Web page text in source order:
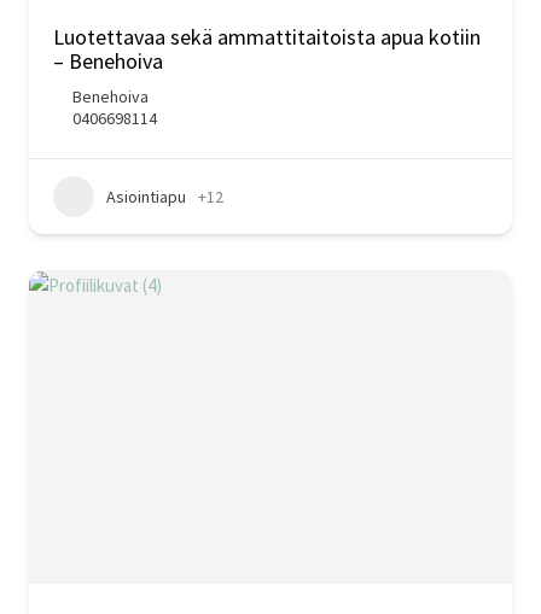
Luotettavaa sekä ammattitaitoista apua kotiin
– Benehoiva
Benehoiva
0406698114
Asiointiapu +12